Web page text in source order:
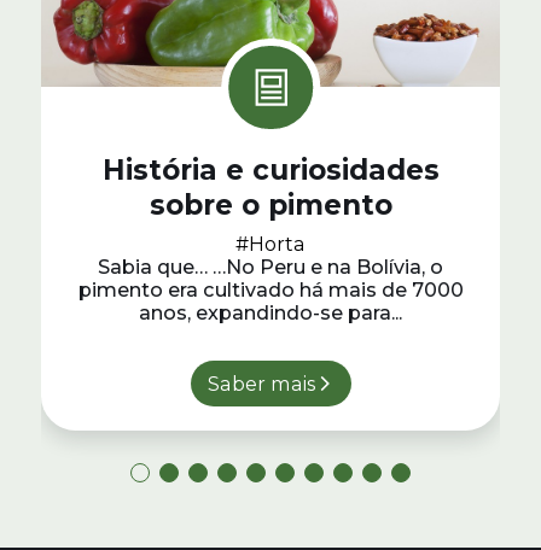
História e curiosidades
sobre o pimento
#Horta
Sabia que… …No Peru e na Bolívia, o
pimento era cultivado há mais de 7000
anos, expandindo-se para...
Saber mais